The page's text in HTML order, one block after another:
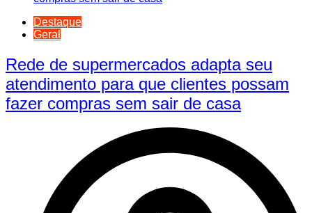
Destaque
Geral
Rede de supermercados adapta seu
atendimento para que clientes possam
fazer compras sem sair de casa